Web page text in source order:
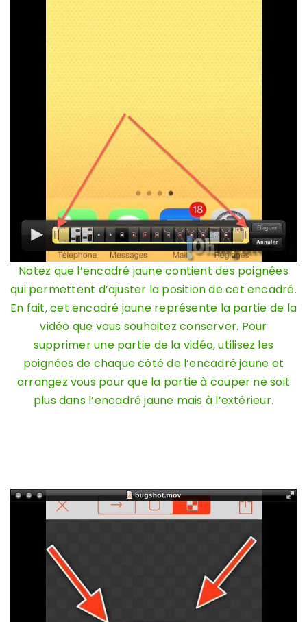
Notez que l’encadré jaune contient des poignées
qui permettent d’ajuster la position de cet encadré.
En fait, cet encadré jaune représente la partie de la
vidéo que vous souhaitez conserver. Pour
supprimer une partie de la vidéo, utilisez les
poignées de chaque côté de l’encadré jaune et
arrangez vous pour que la partie à couper ne soit
plus dans l’encadré jaune mais à l’extérieur.